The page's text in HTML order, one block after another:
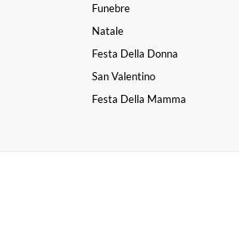
Funebre
Natale
Festa Della Donna
San Valentino
Festa Della Mamma